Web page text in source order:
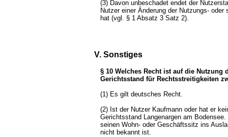
(3) Davon unbeschadet endet der
Nutzer einer Änderung der Nutzungs-
hat (vgl. § 1 Absatz 3 Satz 2).
V. Sonstiges
§ 10 Welches Recht ist auf die
Gerichtsstand für Rechtsstreitigkeiten
(1) Es gilt deutsches Recht.
(2) Ist der Nutzer Kaufmann oder hat er
Gerichtsstand Langenargen am
seinen Wohn- oder Geschäftssitz ins
nicht bekannt ist.